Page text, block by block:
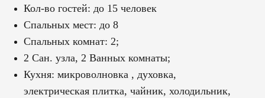
Кол-во гостей: до 15 человек
Спальных мест: до 8
Спальных комнат: 2;
2 Сан. узла, 2 Ванных комнаты;
Кухня: микроволновка , духовка,
электрическая плитка, чайник, холодильник,